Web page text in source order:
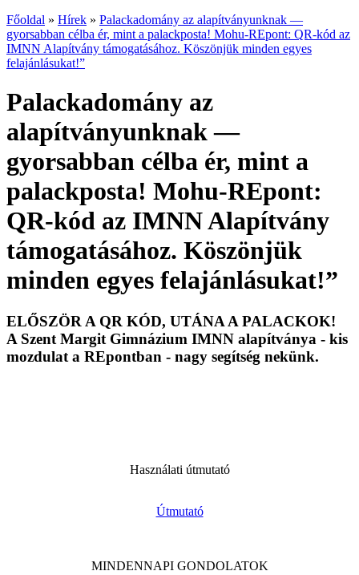
Főoldal » Hírek » Palackadomány az alapítványunknak —
gyorsabban célba ér, mint a palackposta! Mohu-REpont: QR-kód az
IMNN Alapítvány támogatásához. Köszönjük minden egyes
felajánlásukat!”
Palackadomány az
alapítványunknak —
gyorsabban célba ér, mint a
palackposta! Mohu-REpont:
QR-kód az IMNN Alapítvány
támogatásához. Köszönjük
minden egyes felajánlásukat!”
ELŐSZÖR A QR KÓD, UTÁNA A PALACKOK!
A Szent Margit Gimnázium IMNN alapítványa - kis
mozdulat a REpontban - nagy segítség nekünk.
Használati útmutató
Útmutató
MINDENNAPI GONDOLATOK